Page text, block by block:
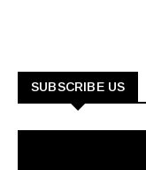
SUBSCRIBE US